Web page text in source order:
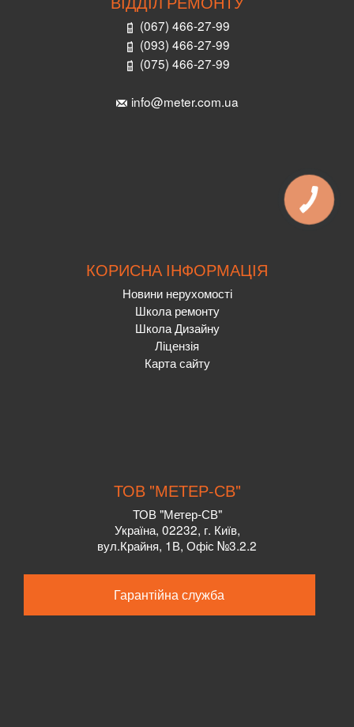
(067) 466-27-99
(093) 466-27-99
(075) 466-27-99
info@meter.com.ua
КОРИСНА ІНФОРМАЦІЯ
Новини нерухомості
Школа ремонту
Школа Дизайну
Ліцензія
Карта сайту
ТОВ "МЕТЕР-СВ"
ТОВ "Метер-СВ"
Україна, 02232, г. Київ,
вул.Крайня, 1В, Офіс №3.2.2
Гарантійна служба